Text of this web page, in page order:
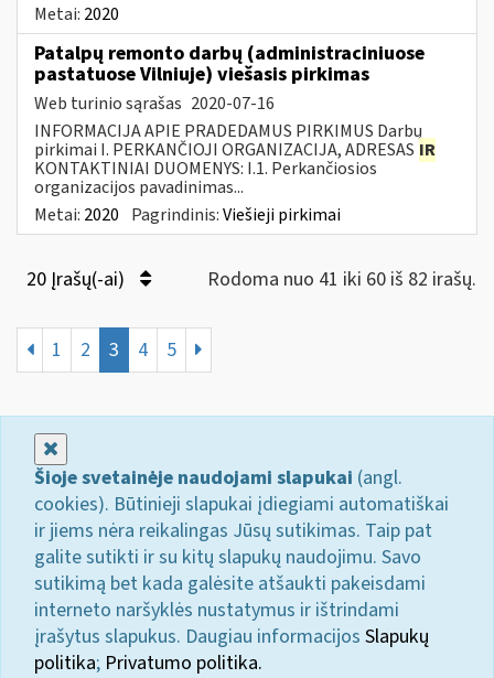
Metai: 2020
Patalpų remonto darbų (administraciniuose
pastatuose Vilniuje) viešasis pirkimas
Web turinio sąrašas 2020-07-16
INFORMACIJA APIE PRADEDAMUS PIRKIMUS Darbų
pirkimai I. PERKANČIOJI ORGANIZACIJA, ADRESAS IR
KONTAKTINIAI DUOMENYS: I.1. Perkančiosios
organizacijos pavadinimas...
Metai: 2020 Pagrindinis:Viešieji pirkimai
20 Įrašų(-ai) Rodoma nuo 41 iki 60 iš 82 irašų.
1 2 3 4 5
Šioje svetainėje naudojami slapukai (angl.
cookies). Būtinieji slapukai įdiegiami automatiškai
ir jiems nėra reikalingas Jūsų sutikimas. Taip pat
galite sutikti ir su kitų slapukų naudojimu. Savo
sutikimą bet kada galėsite atšaukti pakeisdami
interneto naršyklės nustatymus ir ištrindami
įrašytus slapukus. Daugiau informacijos Slapukų
politika; Privatumo politika.